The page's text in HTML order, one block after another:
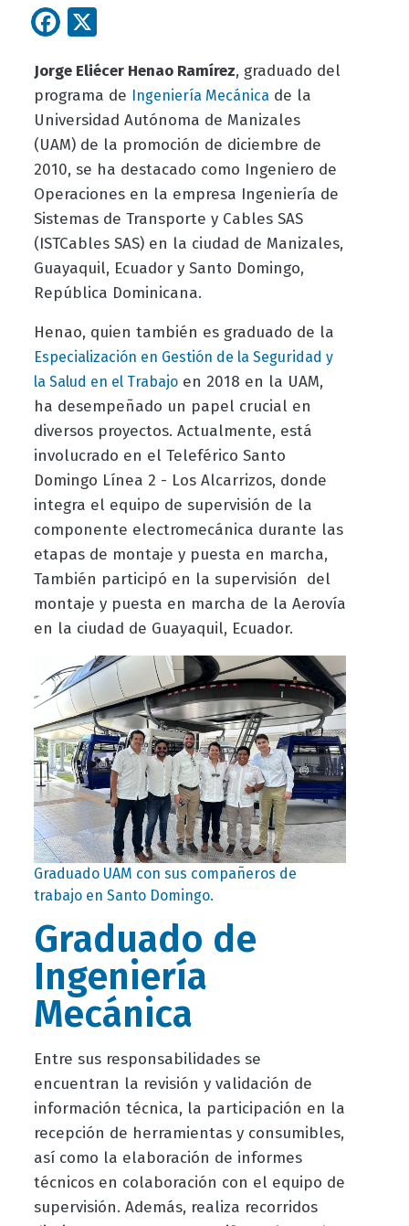
Facebook
Jorge Eliécer Henao Ramírez, graduado del
programa de Ingeniería Mecánicade la
Universidad Autónoma de Manizales
(UAM) de la promoción de diciembre de
2010, se ha destacado como Ingeniero de
Operaciones en la empresa Ingeniería de
Sistemas de Transporte y Cables SAS
(ISTCables SAS) en la ciudad de Manizales,
Guayaquil, Ecuador y Santo Domingo,
República Dominicana.
Henao, quien también es graduado de la
Especialización en Gestión de la Seguridad y
la Salud en el Trabajoen 2018 en la UAM,
ha desempeñado un papel crucial en
diversos proyectos. Actualmente, está
involucrado en el Teleférico Santo
Domingo Línea 2 - Los Alcarrizos, donde
integra el equipo de supervisión de la
componente electromecánica durante las
etapas de montaje y puesta en marcha,
También participó en la supervisión del
montaje y puesta en marcha de la Aerovía
en la ciudad de Guayaquil, Ecuador.
Graduado UAM con sus compañeros de
trabajo en Santo Domingo.
Graduado de
Ingeniería
Mecánica
Entre sus responsabilidades se
encuentran la revisión y validación de
información técnica, la participación en la
recepción de herramientas y consumibles,
así como la elaboración de informes
técnicos en colaboración con el equipo de
supervisión. Además, realiza recorridos